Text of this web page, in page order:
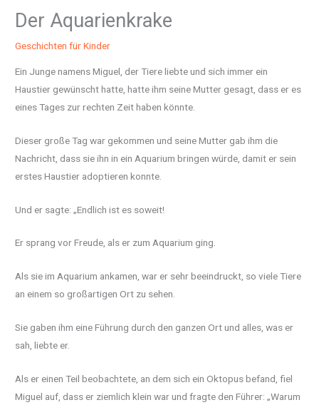
Der Aquarienkrake
Geschichten für Kinder
Ein Junge namens Miguel, der Tiere liebte und sich immer ein
Haustier gewünscht hatte, hatte ihm seine Mutter gesagt, dass er es
eines Tages zur rechten Zeit haben könnte.
Dieser große Tag war gekommen und seine Mutter gab ihm die
Nachricht, dass sie ihn in ein Aquarium bringen würde, damit er sein
erstes Haustier adoptieren konnte.
Und er sagte: „Endlich ist es soweit!
Er sprang vor Freude, als er zum Aquarium ging.
Als sie im Aquarium ankamen, war er sehr beeindruckt, so viele Tiere
an einem so großartigen Ort zu sehen.
Sie gaben ihm eine Führung durch den ganzen Ort und alles, was er
sah, liebte er.
Als er einen Teil beobachtete, an dem sich ein Oktopus befand, fiel
Miguel auf, dass er ziemlich klein war und fragte den Führer: „Warum